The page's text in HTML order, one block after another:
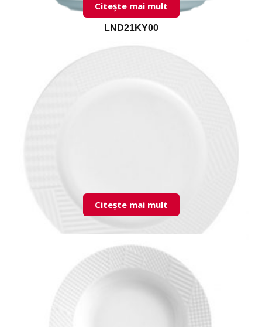
LND21KY00
Citește mai mult
Citește mai mult